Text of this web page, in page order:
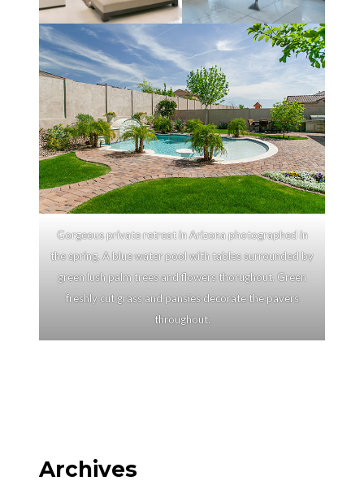
Gorgeous private retreat in Arizona photographed in
the spring. A blue water pool with tables surrounded by
green lush palm trees and flowers thorughout. Green
freshly cut grass and pansies decorate the pavers
throughout.
Archives